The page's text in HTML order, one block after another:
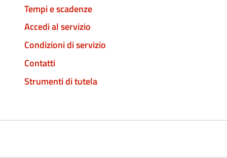
Tempi e scadenze
Accedi al servizio
Condizioni di servizio
Contatti
Strumenti di tutela